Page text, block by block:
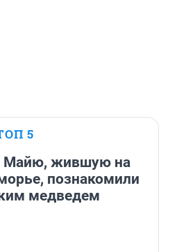
5
Майю, жившую на
познакомили
медведем